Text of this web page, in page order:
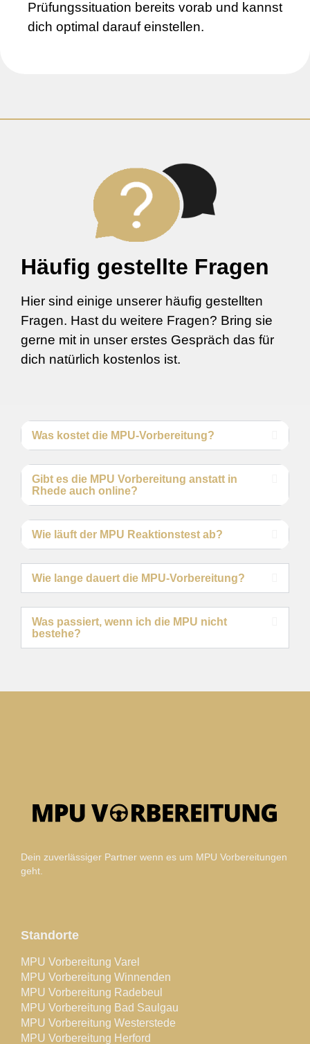
Prüfungssituation bereits vorab und kannst
dich optimal darauf einstellen.
Häufig gestellte Fragen
Hier sind einige unserer häufig gestellten
Fragen. Hast du weitere Fragen? Bring sie
gerne mit in unser erstes Gespräch das für
dich natürlich kostenlos ist.
Was kostet die MPU-Vorbereitung?
Gibt es die MPU Vorbereitung anstatt in
Rhede auch online?
Wie läuft der MPU Reaktionstest ab?
Wie lange dauert die MPU-Vorbereitung?
Was passiert, wenn ich die MPU nicht
bestehe?
Dein zuverlässiger Partner wenn es um MPU Vorbereitungen
geht.
Standorte
MPU Vorbereitung Varel
MPU Vorbereitung Winnenden
MPU Vorbereitung Radebeul
MPU Vorbereitung Bad Saulgau
MPU Vorbereitung Westerstede
MPU Vorbereitung Herford